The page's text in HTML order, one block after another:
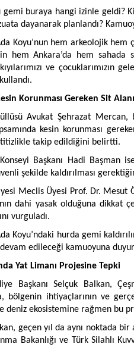
gemi buraya hangi izinle geldi?
dayanarak planlandı?
Koyu’nun hem arkeolojik hem
hem Ankara’da hem
kıyılarımızı ve
Korunması Gereken Sit
Avukat Şehrazat Mercan,
kesin korunması
titizlikle takip edildiğini belirtti.
Başkanı Hadi Başman
şekilde kaldırılması
Meclis Üyesi Prof. Dr. Mesut
dahi yasak olduğuna dikkat
vurguladı.
Koyu’ndaki hurda gemi
edileceği kamuoyuna
Yat Limanı Projesine Tepki
Başkanı Selçuk Balkan,
bölgenin ihtiyaçlarının ve
deniz ekosistemine rağmen bu
geçen yıl da aynı noktada
Bakanlığı ve Türk Silahlı